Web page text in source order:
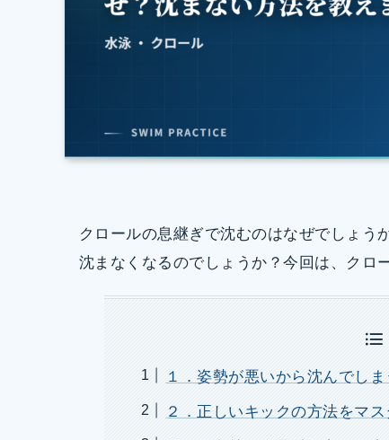
クロールの息継ぎで沈むのはなぜでしょう
沈まなくなるのでしょうか？今回は、クロ
１．姿勢が悪いから沈んでしま
２．正しいキックの方法をマ